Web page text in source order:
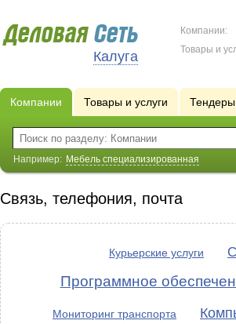
Калуга
Компании:
Товары и
Компании Товары и услуги Тендеры
Например: Мебель специализированная
Связь, телефония, почта
Курьерские услуги
Программное
Мониторинг транспорта